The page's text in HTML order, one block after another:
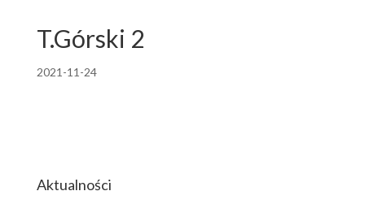
T.Górski 2
2021-11-24
Aktualności